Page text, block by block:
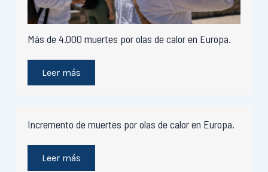
Más de 4.000 muertes por olas de calor en Europa.
Leer más
Incremento de muertes por olas de calor en Europa.
Leer más